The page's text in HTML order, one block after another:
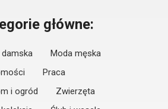
główne:
Moda męska
Praca
i ogród
Zwierzęta